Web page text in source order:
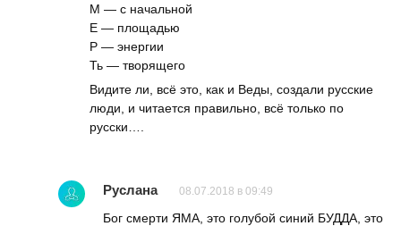
М — с начальной
Е — площадью
Р — энергии
Ть — творящего
Видите ли, всё это, как и Веды, создали русские
люди, и читается правильно, всё только по
русски….
Руслана 08.07.2018 в 09:49
Бог смерти ЯМА, это голубой синий БУДДА, это